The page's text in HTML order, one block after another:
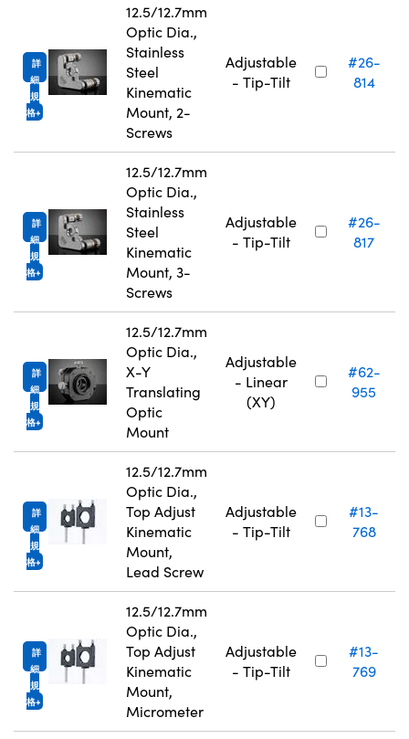
詳
細
規
格
12.5/12.7mm
Optic Dia.,
Stainless
Steel
Kinematic
Mount, 2-
Screws
Adjustable
- Tip-Tilt
#26-
814
詳
細
規
格
12.5/12.7mm
Optic Dia.,
Stainless
Steel
Kinematic
Mount, 3-
Screws
Adjustable
- Tip-Tilt
#26-
817
詳
細
規
格
12.5/12.7mm
Optic Dia.,
X-Y
Translating
Optic
Mount
Adjustable
- Linear
(XY)
#62-
955
詳
細
規
格
12.5/12.7mm
Optic Dia.,
Top Adjust
Kinematic
Mount,
Lead Screw
Adjustable
- Tip-Tilt
#13-
768
詳
細
規
格
12.5/12.7mm
Optic Dia.,
Top Adjust
Kinematic
Mount,
Micrometer
Adjustable
- Tip-Tilt
#13-
769